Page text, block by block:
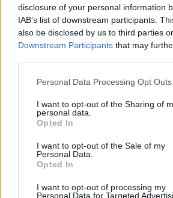
disclosure of your personal information
IAB’s list of downstream participants.
also be disclosed by us to third parties
Downstream Participants that may
Please note that this website/app uses
not limited to your visit or usage
grant or deny consent to Google and its
use your data for below specified
consent section.
Personal Data Processing Opt Outs
I want to opt-out of the Sharing of
personal data.
Opted In
I want to opt-out of the Sale of my
Personal Data.
Opted In
I want to opt-out of processing my
Personal Data for Targeted